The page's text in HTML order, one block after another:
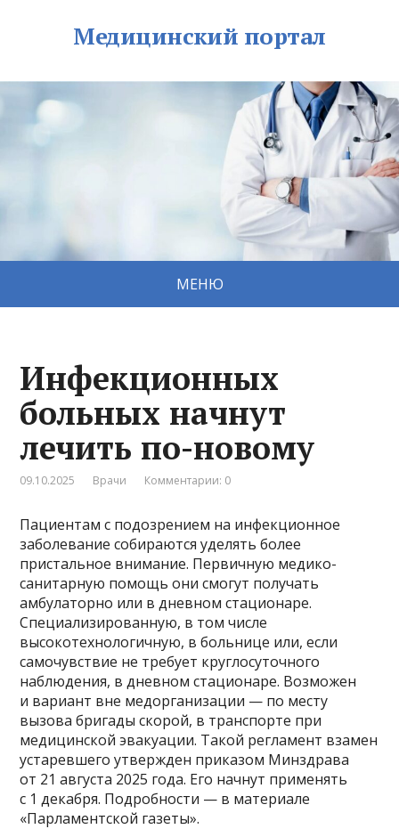
Медицинский портал
МЕНЮ
Инфекционных
больных начнут
лечить по-новому
09.10.2025 Врачи Комментарии: 0
Пациентам с подозрением на инфекционное
заболевание собираются уделять более
пристальное внимание. Первичную медико-
санитарную помощь они смогут получать
амбулаторно или в дневном стационаре.
Специализированную, в том числе
высокотехнологичную, в больнице или, если
самочувствие не требует круглосуточного
наблюдения, в дневном стационаре. Возможен
и вариант вне медорганизации — по месту
вызова бригады скорой, в транспорте при
медицинской эвакуации. Такой регламент взамен
устаревшего утвержден приказом Минздрава
от 21 августа 2025 года. Его начнут применять
с 1 декабря. Подробности — в материале
«Парламентской газеты».